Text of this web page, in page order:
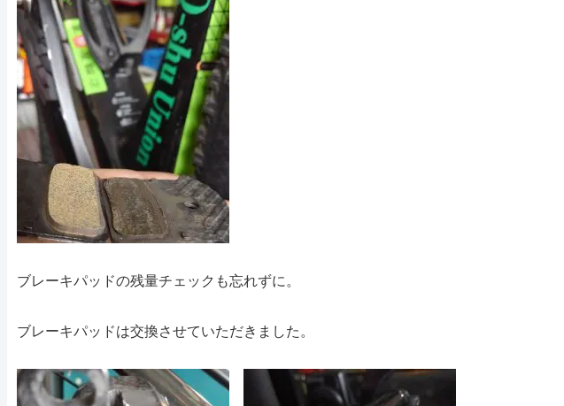
ブレーキパッドの残量チェックも忘れずに。
ブレーキパッドは交換させていただきました。